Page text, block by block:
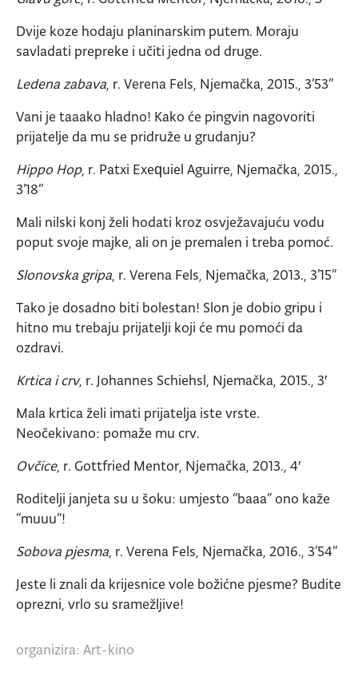
Dvije koze hodaju planinarskim putem. Moraju
savladati prepreke i učiti jedna od druge.
Ledena zabava, r. Verena Fels, Njemačka, 2015., 3’53”
Vani je taaako hladno! Kako će pingvin nagovoriti
prijatelje da mu se pridruže u grudanju?
Hippo Hop, r. Patxi Exequiel Aguirre, Njemačka, 2015.,
3’18”
Mali nilski konj želi hodati kroz osvježavajuću vodu
poput svoje majke, ali on je premalen i treba pomoć.
Slonovska gripa, r. Verena Fels, Njemačka, 2013., 3’15”
Tako je dosadno biti bolestan! Slon je dobio gripu i
hitno mu trebaju prijatelji koji će mu pomoći da
ozdravi.
Krtica i crv, r. Johannes Schiehsl, Njemačka, 2015., 3′
Mala krtica želi imati prijatelja iste vrste.
Neočekivano: pomaže mu crv.
Ovčice, r. Gottfried Mentor, Njemačka, 2013., 4′
Roditelji janjeta su u šoku: umjesto “baaa” ono kaže
“muuu”!
Sobova pjesma, r. Verena Fels, Njemačka, 2016., 3’54”
Jeste li znali da krijesnice vole božićne pjesme? Budite
oprezni, vrlo su sramežljive!
organizira: Art-kino